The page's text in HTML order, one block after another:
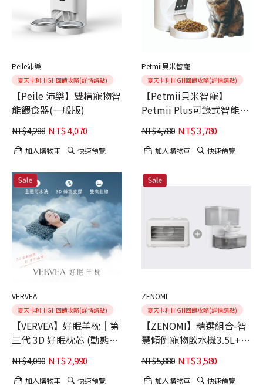
Peile沛樂
夏天卡利HIGH回饋攻略(詳情請點)
【Peile 沛樂】雙槽寵物智
能餵食器(一般版)
NT$4,288 NT$4,070
加入購物車 快速預覽
Petmii貝米智寵
夏天卡利HIGH回饋攻略(詳情請點)
【Petmii貝米智寵】
Petmii Plus可錄式智能餵
食器
NT$4,780 NT$3,780
加入購物車 快速預覽
VERVEA
夏天卡利HIGH回饋攻略(詳情請點)
【VERVEA】好眠羊枕｜第
三代 3D 好眠枕芯 (動態支
撐深層熟睡) 贈頂級天絲枕
套
NT$4,090 NT$2,990
加入購物車 快速預覽
ZENOMI
夏天卡利HIGH回饋攻略(詳情請點)
【ZENOMI】精選組合-智
慧傾倒寵物飲水機3.5L+小
果時 寵物果乾機/肉乾機
NT$5,880 NT$3,580
加入購物車 快速預覽